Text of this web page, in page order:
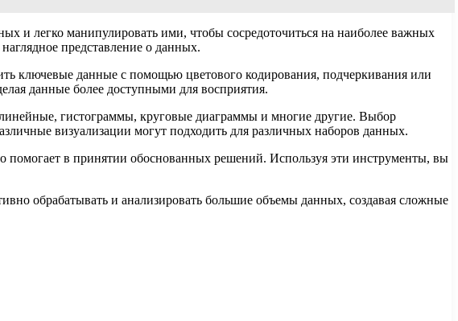
и легко манипулировать ими, чтобы сосредоточиться на наиболее важных
представление о данных.
ключевые данные с помощью цветового кодирования, подчеркивания или
данные более доступными для восприятия.
гистограммы, круговые диаграммы и многие другие. Выбор
визуализации могут подходить для различных наборов данных.
в принятии обоснованных решений. Используя эти инструменты, вы
обрабатывать и анализировать большие объемы данных, создавая сложные